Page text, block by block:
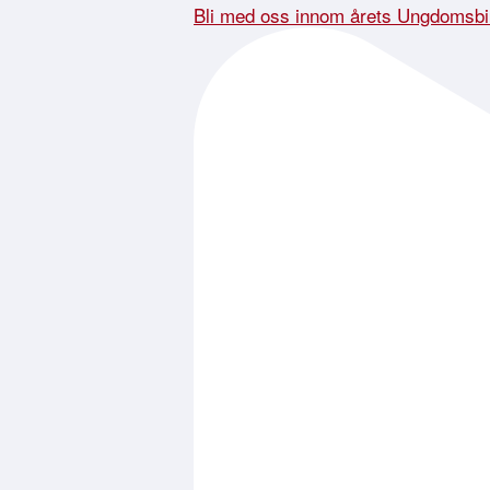
Bli med oss innom årets